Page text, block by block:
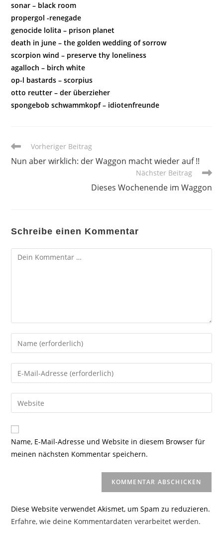
sonar – black room
propergol -renegade
genocide lolita – prison planet
death in june – the golden wedding of sorrow
scorpion wind – preserve thy loneliness
agalloch – birch white
op-l bastards – scorpius
otto reutter – der überzieher
spongebob schwammkopf – idiotenfreunde
Weitere
ansehen
Vorheriger Beitrag
Nun aber wirklich: der Waggon macht wieder auf !!
Nächster Beitrag
Dieses Wochenende im Waggon
Schreibe einen Kommentar
Kommentar
Gib
deinen
Namen
oder
zum
Kommentieren
ein
Gib
deine
E-
Mail-
zum
Kommentieren
ein
Gib
deine
Website-
URL
Name, E-Mail-Adresse und Website in diesem Browser für
meinen nächsten Kommentar speichern.
Diese Website verwendet Akismet, um Spam zu reduzieren.
Erfahre, wie deine Kommentardaten verarbeitet werden.